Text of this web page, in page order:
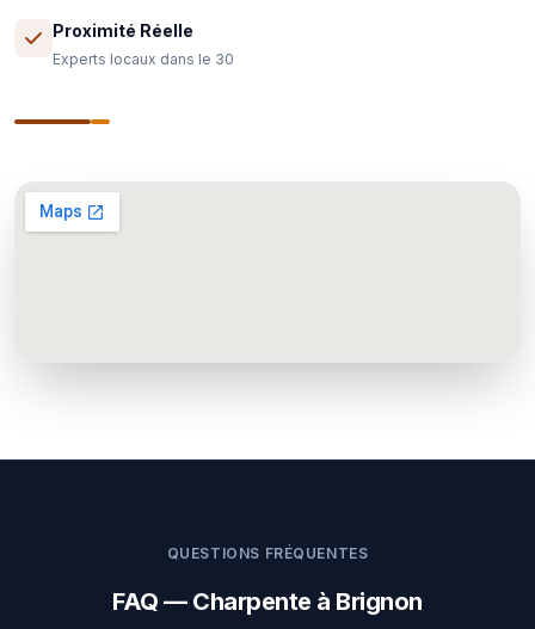
Proximité Réelle
Experts locaux dans le 30
QUESTIONS FRÉQUENTES
FAQ — Charpente à Brignon